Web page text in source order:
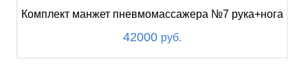
Комплект манжет пневмомассажера №7 рука+нога
42000 руб.